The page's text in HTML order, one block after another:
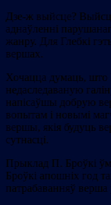
Дзе-ж выйсце?
аднаўленні
жанру. Для Глебкі
вершах.
Хочацца думаць, што
недаследаваную
напісаўшы добрую
вопытам і новымі
вершы, якія будуць
сутнасці.
Прыклад П. Броўкі
Броўкі апошніх год
патрабаванняў верша